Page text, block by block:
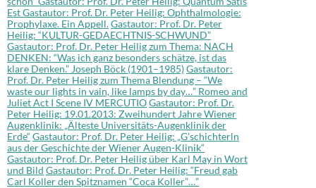
EstGastautor: Prof. Dr. Peter Heilig: Ophthalmologie:
Prophylaxe. Ein Appell.Gastautor: Prof. Dr. Peter
Heilig: “KULTUR-GEDAECHTNIS-SCHWUND”
Gastautor: Prof. Dr. Peter Heilig zum Thema: NACH
DENKEN: “Was ich ganz besonders schätze, ist das
klare Denken.” Joseph Böck (1901–1985)Gastautor:
Prof. Dr. Peter Heilig zum Thema Blendung – “We
waste our lights in vain, like lamps by day…” Romeo and
Juliet Act I Scene IV MERCUTIOGastautor: Prof. Dr.
Peter Heilig: 19.01.2013: Zweihundert Jahre Wiener
Augenklinik: „Älteste Universitäts-Augenklinik der
Erde“ Gastautor: Prof. Dr. Peter Heilig: „G’schichterln
aus der Geschichte der Wiener Augen-Klinik“
Gastautor: Prof. Dr. Peter Heilig über Karl May in Wort
und Bild Gastautor: Prof. Dr. Peter Heilig: “Freud gab
Carl Koller den Spitznamen “Coca Koller”…”